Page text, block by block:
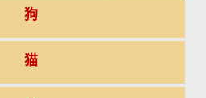
狗
猫